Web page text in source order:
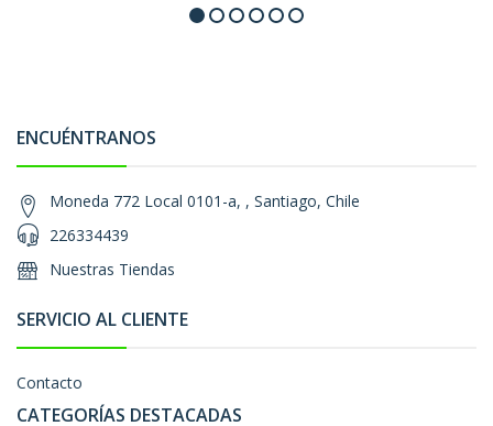
ENCUÉNTRANOS
Moneda 772 Local 0101-a, , Santiago, Chile
226334439
Nuestras Tiendas
SERVICIO AL CLIENTE
Contacto
CATEGORÍAS DESTACADAS